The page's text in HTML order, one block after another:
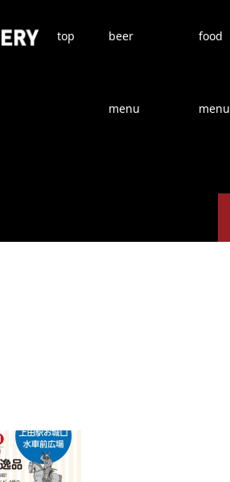
top beer
menu
food
menu